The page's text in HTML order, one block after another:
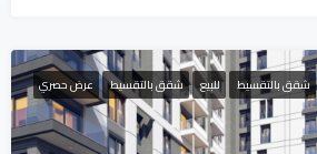
شقق بالتقسيط للبيع شقق بالتقسيط عرض حصري